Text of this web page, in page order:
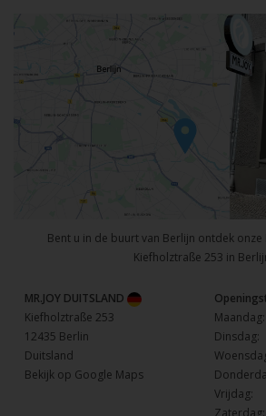
Bent u in de buurt van Berlijn ontdek onze
Kiefholztraße 253 in
MR.JOY DUITSLAND
Kiefholztraße 253
12435 Berlin
Duitsland
Bekijk op Google Maps
Maandag:
Dinsdag:
Vrijdag:
Zaterdag: